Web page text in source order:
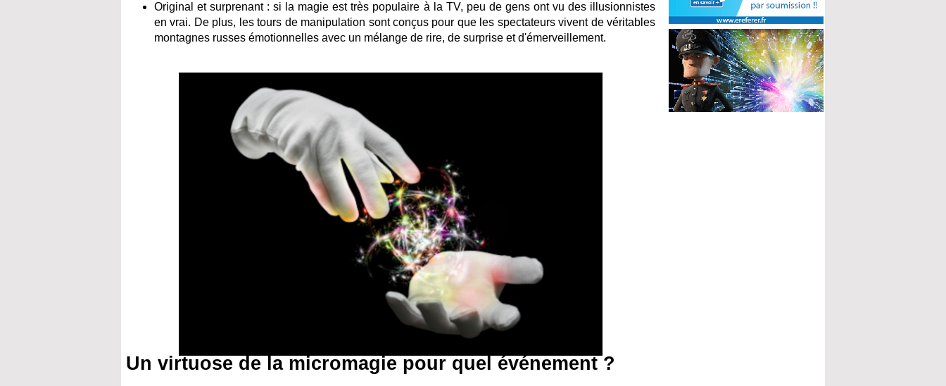
Original et surprenant : si la magie est très populaire à la TV, peu de gens ont vu des illusionnistes
en vrai. De plus, les tours de manipulation sont conçus pour que les spectateurs vivent de véritables
montagnes russes émotionnelles avec un mélange de rire, de surprise et d'émerveillement.
Un virtuose de la micromagie pour quel événement ?